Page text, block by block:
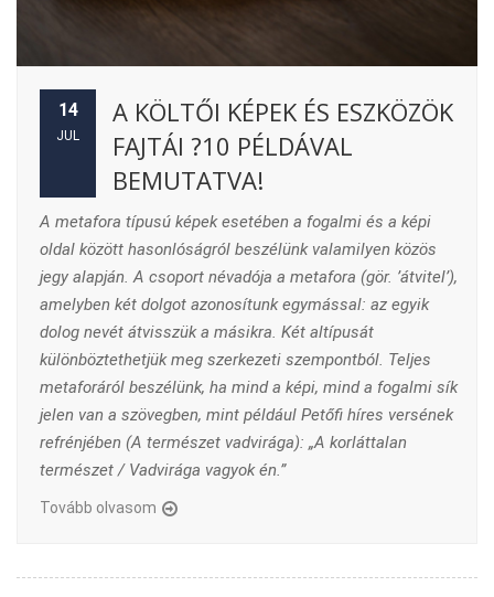
14
JUL
A KÖLTŐI KÉPEK ÉS ESZKÖZÖK
FAJTÁI ?10 PÉLDÁVAL
BEMUTATVA!
A metafora típusú képek esetében a fogalmi és a képi
oldal között hasonlóságról beszélünk valamilyen közös
jegy alapján. A csoport névadója a metafora (gör. ’átvitel’),
amelyben két dolgot azonosítunk egymással: az egyik
dolog nevét átvisszük a másikra. Két altípusát
különböztethetjük meg szerkezeti szempontból. Teljes
metaforáról beszélünk, ha mind a képi, mind a fogalmi sík
jelen van a szövegben, mint például Petőfi híres versének
refrénjében (A természet vadvirága): „A korláttalan
természet / Vadvirága vagyok én.”
Tovább olvasom